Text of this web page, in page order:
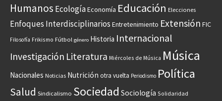
Humanos EcologíaEconomía Educación Elecciones
Enfoques Interdisciplinarios Entretenimiento Extensión FIC
Filosofía Frikismo Fútbol género Historia Internacional
Investigación Literatura Miércoles de Música Música
Nacionales Noticias Nutrición otra vuelta Periodismo Política
Salud Sindicalismo Sociedad Sociología Solidaridad